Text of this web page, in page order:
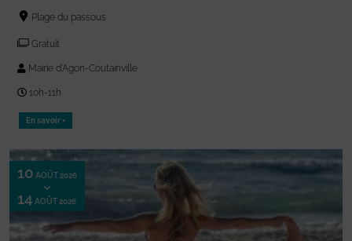
Plage du passous
Gratuit
Mairie d'Agon-Coutainville
10h-11h
En savoir +
10 AOÛT 2026
14 AOÛT 2026